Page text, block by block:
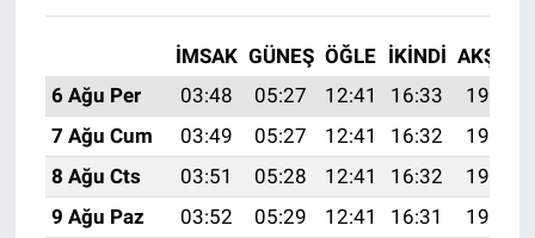
İMSAK GÜNEŞ ÖĞLE İKINDI AKŞAM
6 Ağu Per
03:48 05:27 12:41 16:33
19:46
7 Ağu Cum
03:49 05:27 12:41 16:32
19:45
8 Ağu Cts
03:51 05:28 12:41 16:32
19:44
9 Ağu Paz
03:52 05:29 12:41 16:31
19:43